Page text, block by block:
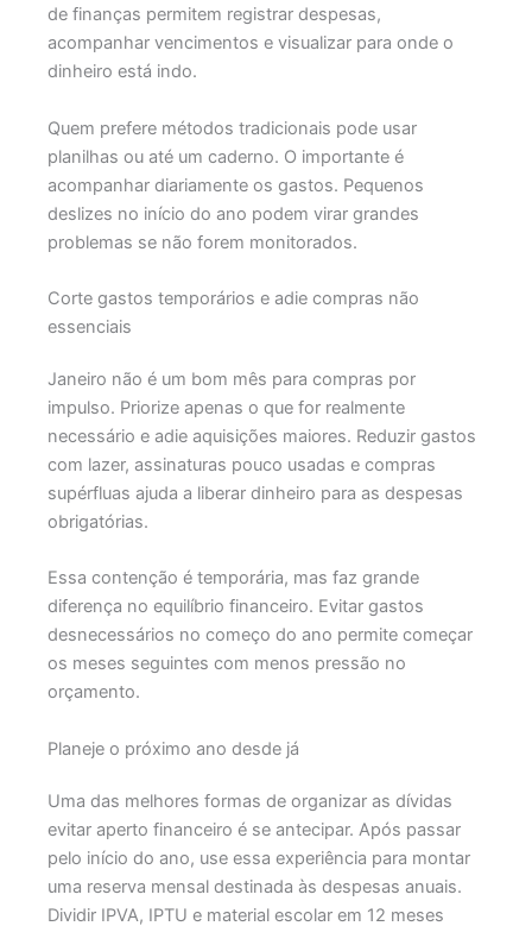
de finanças permitem registrar despesas,
acompanhar vencimentos e visualizar para onde o
dinheiro está indo.
Quem prefere métodos tradicionais pode usar
planilhas ou até um caderno. O importante é
acompanhar diariamente os gastos. Pequenos
deslizes no início do ano podem virar grandes
problemas se não forem monitorados.
Corte gastos temporários e adie compras não
essenciais
Janeiro não é um bom mês para compras por
impulso. Priorize apenas o que for realmente
necessário e adie aquisições maiores. Reduzir gastos
com lazer, assinaturas pouco usadas e compras
supérfluas ajuda a liberar dinheiro para as despesas
obrigatórias.
Essa contenção é temporária, mas faz grande
diferença no equilíbrio financeiro. Evitar gastos
desnecessários no começo do ano permite começar
os meses seguintes com menos pressão no
orçamento.
Planeje o próximo ano desde já
Uma das melhores formas de organizar as dívidas
evitar aperto financeiro é se antecipar. Após passar
pelo início do ano, use essa experiência para montar
uma reserva mensal destinada às despesas anuais.
Dividir IPVA, IPTU e material escolar em 12 meses